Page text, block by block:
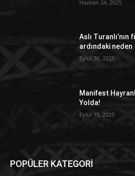
Haziran 24, 2025
Aslı
ardındaki neden
Eylül 30, 2025
Manifest
Yolda!
Eylül 15, 2025
POPÜLER KATEGORİ